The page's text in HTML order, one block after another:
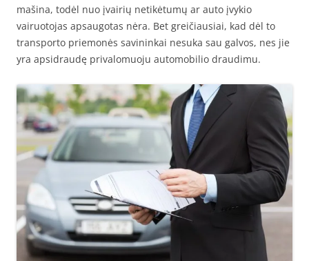
mašina, todėl nuo įvairių netikėtumų ar auto įvykio
vairuotojas apsaugotas nėra. Bet greičiausiai, kad dėl to
transporto priemonės savininkai nesuka sau galvos, nes jie
yra apsidraudę privalomuoju automobilio draudimu.